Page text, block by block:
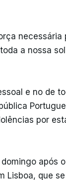
necessária
a nossa
e no de
por
após
Lisboa, que